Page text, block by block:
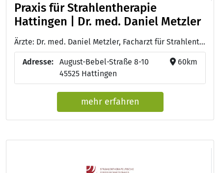
Praxis für Strahlentherapie
Hattingen | Dr. med. Daniel Metzler
Ärzte: Dr. med. Daniel Metzler, Facharzt für Strahlentherapie, Praxisinhaber - Stephan Kobs, Facharzt für Strahlentherapie
Adresse:
August-Bebel-Straße 8-10
45525 Hattingen
60km
mehr erfahren